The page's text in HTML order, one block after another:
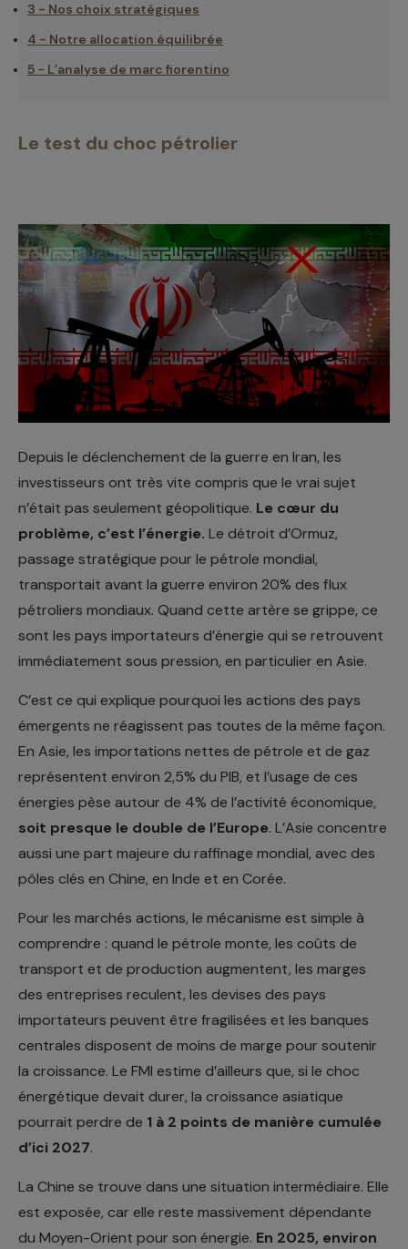
3 - Nos choix stratégiques
4 - Notre allocation équilibrée
5 - L’analyse de marc fiorentino
Le test du choc pétrolier
Depuis le déclenchement de la guerre en Iran, les
investisseurs ont très vite compris que le vrai sujet
n’était pas seulement géopolitique. Le cœur du
problème, c’est l’énergie. Le détroit d’Ormuz,
passage stratégique pour le pétrole mondial,
transportait avant la guerre environ 20% des flux
pétroliers mondiaux. Quand cette artère se grippe, ce
sont les pays importateurs d’énergie qui se retrouvent
immédiatement sous pression, en particulier en Asie.
C’est ce qui explique pourquoi les actions des pays
émergents ne réagissent pas toutes de la même façon.
En Asie, les importations nettes de pétrole et de gaz
représentent environ 2,5% du PIB, et l’usage de ces
énergies pèse autour de 4% de l’activité économique,
soit presque le double de l’Europe. L’Asie concentre
aussi une part majeure du raffinage mondial, avec des
pôles clés en Chine, en Inde et en Corée.
Pour les marchés actions, le mécanisme est simple à
comprendre : quand le pétrole monte, les coûts de
transport et de production augmentent, les marges
des entreprises reculent, les devises des pays
importateurs peuvent être fragilisées et les banques
centrales disposent de moins de marge pour soutenir
la croissance. Le FMI estime d’ailleurs que, si le choc
énergétique devait durer, la croissance asiatique
pourrait perdre de 1 à 2 points de manière cumulée
d’ici 2027.
La Chine se trouve dans une situation intermédiaire. Elle
est exposée, car elle reste massivement dépendante
du Moyen-Orient pour son énergie. En 2025, environ